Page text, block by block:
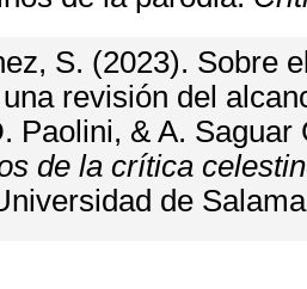
S. (2023). Sobre
revisión del
Paolini, & A.
de la crítica
de